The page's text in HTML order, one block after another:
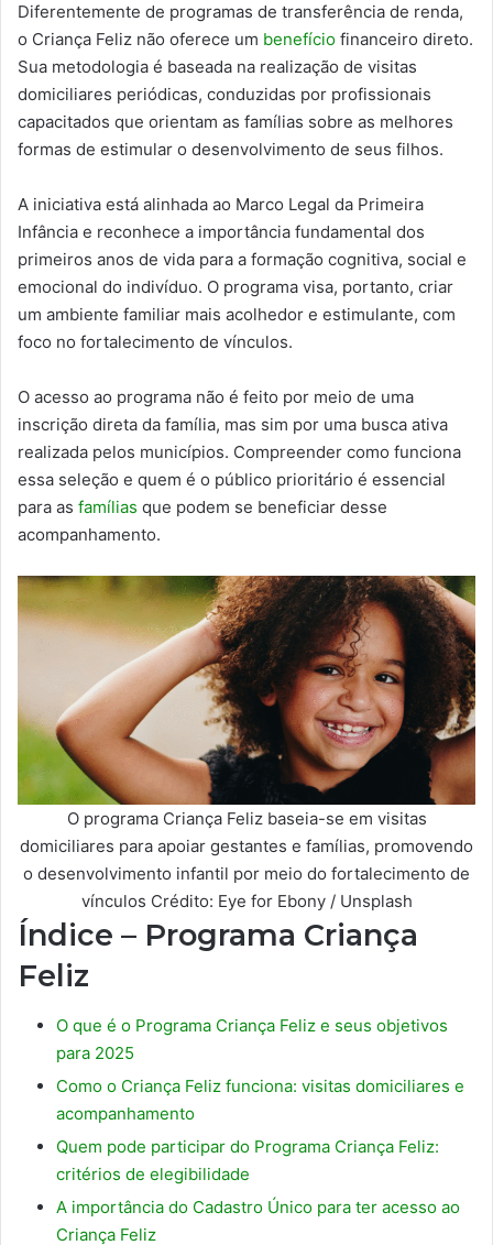
Diferentemente de programas de transferência de renda,
o Criança Feliz não oferece um benefício financeiro direto.
Sua metodologia é baseada na realização de visitas
domiciliares periódicas, conduzidas por profissionais
capacitados que orientam as famílias sobre as melhores
formas de estimular o desenvolvimento de seus filhos.
A iniciativa está alinhada ao Marco Legal da Primeira
Infância e reconhece a importância fundamental dos
primeiros anos de vida para a formação cognitiva, social e
emocional do indivíduo. O programa visa, portanto, criar
um ambiente familiar mais acolhedor e estimulante, com
foco no fortalecimento de vínculos.
O acesso ao programa não é feito por meio de uma
inscrição direta da família, mas sim por uma busca ativa
realizada pelos municípios. Compreender como funciona
essa seleção e quem é o público prioritário é essencial
para as famílias que podem se beneficiar desse
acompanhamento.
O programa Criança Feliz baseia-se em visitas
domiciliares para apoiar gestantes e famílias, promovendo
o desenvolvimento infantil por meio do fortalecimento de
vínculos Crédito: Eye for Ebony / Unsplash
Índice – Programa Criança
Feliz
O que é o Programa Criança Feliz e seus objetivos
para 2025
Como o Criança Feliz funciona: visitas domiciliares e
acompanhamento
Quem pode participar do Programa Criança Feliz:
critérios de elegibilidade
A importância do Cadastro Único para ter acesso ao
Criança Feliz